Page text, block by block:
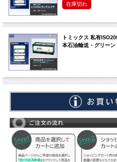
在庫切れ
トミックス 私有
本石油輸送・グリー